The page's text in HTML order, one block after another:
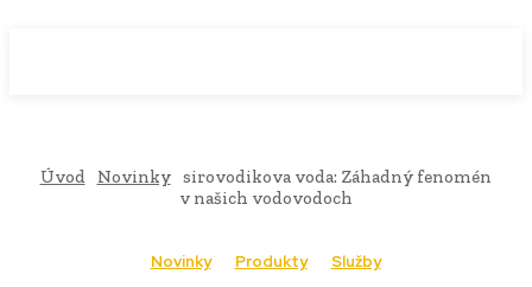
Úvod Novinky sirovodikova voda: Záhadný fenomén
v našich vodovodoch
Novinky Produkty Služby